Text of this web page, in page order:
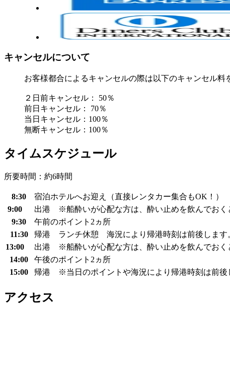
キャンセルについて
お客様都合によるキャンセルの際は以下のキャンセル料
２日前キャンセル： 50％
前日キャンセル： 70％
当日キャンセル：100％
無断キャンセル：100％
タイムスケジュール
所要時間：約6時間
8:30
宿泊ホテルへお迎え（直接レンタカー集合もOK！）
9:00
出港 ※船酔いが心配な方は、酔い止めを飲んでおく
9:30
午前のポイント2ヵ所
11:30
帰港 ランチ休憩 海況により帰港時刻は前後します
13:00
出港 ※船酔いが心配な方は、酔い止めを飲んでおく
14:00
午後のポイント2ヵ所
15:00
帰港 ※当日のポイントや海況により帰港時刻は前後
アクセス